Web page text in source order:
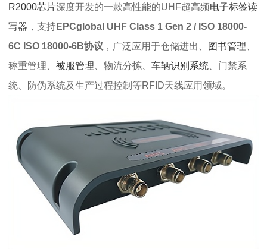
R2000芯片深度开发的一款高性能的UHF超高频电子标签读
写器 ，支持EPCglobal UHF Class 1 Gen 2 / ISO 18000-
6C ISO 18000-6B协议 ，广泛应用于仓储进出、 图书管理
称重管理、 被服管理 、物流分拣、 车辆识别系统 、门禁系
统、防伪系统及生产过程控制等RFID天线应用领域。